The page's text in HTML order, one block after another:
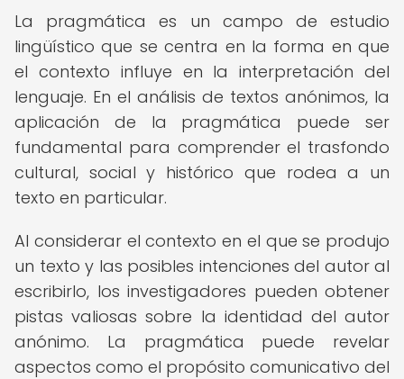
La pragmática es un campo de estudio
lingüístico que se centra en la forma en que
el contexto influye en la interpretación del
lenguaje. En el análisis de textos anónimos, la
aplicación de la pragmática puede ser
fundamental para comprender el trasfondo
cultural, social y histórico que rodea a un
texto en particular.
Al considerar el contexto en el que se produjo
un texto y las posibles intenciones del autor al
escribirlo, los investigadores pueden obtener
pistas valiosas sobre la identidad del autor
anónimo. La pragmática puede revelar
aspectos como el propósito comunicativo del